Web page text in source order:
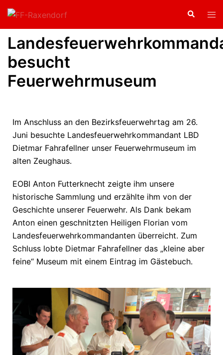
besucht
Feuerwehrmuseum
Im Anschluss an den Bezirksfeuerwehrtag am 26.
Juni besuchte Landesfeuerwehrkommandant LBD
Dietmar Fahrafellner unser Feuerwehrmuseum im
alten Zeughaus.
EOBI Anton Futterknecht zeigte ihm unsere
historische Sammlung und erzählte ihm von der
Geschichte unserer Feuerwehr. Als Dank bekam
Anton einen geschnitzten Heiligen Florian vom
Landesfeuerwehrkommandanten überreicht. Zum
Schluss lobte Dietmar Fahrafellner das „kleine aber
feine“ Museum mit einem Eintrag im Gästebuch.